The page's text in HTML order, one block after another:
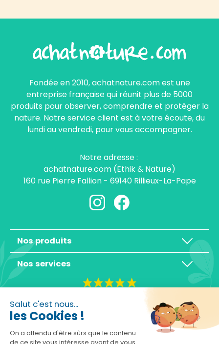
Salut c'est nous...
les Cookies !
On a attendu d'être sûrs que le contenu
Fondée en 2010, achatnature.com est une
entreprise française qui réunit plus de 5000
produits pour observer, comprendre et protéger la
nature. Notre service client est à votre écoute, du
lundi au vendredi, pour vous accompagner.
Notre adresse :
achatnature.com (Ethik & Nature)
160 rue Pierre Fallion - 69140 Rillieux-La-Pape
Nos produits
Nos services